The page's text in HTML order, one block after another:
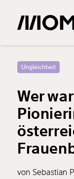
0Treffer
Ungleichheit
Wer
von Sebastian